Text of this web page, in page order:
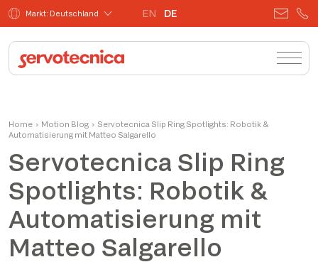
Markt: Deutschland EN DE
Home › Motion Blog › Servotecnica Slip Ring Spotlights: Robotik &
Automatisierung mit Matteo Salgarello
Servotecnica Slip Ring
Spotlights: Robotik &
Automatisierung mit
Matteo Salgarello